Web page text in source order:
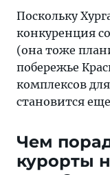
Поскольку
конкуренция
(она тоже
побережье
комплексов
становится
Чем
курорты